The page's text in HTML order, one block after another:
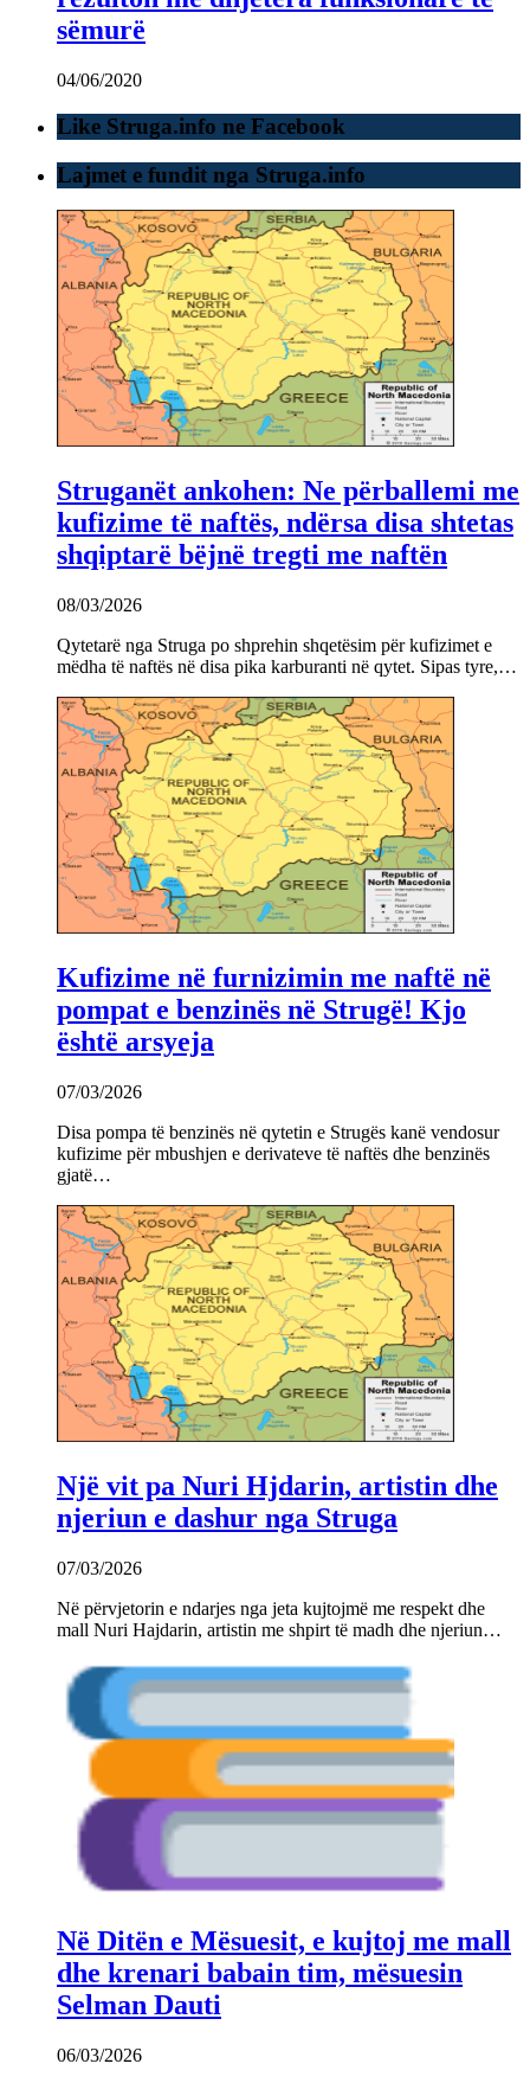
sëmurë
04/06/2020
Like Struga.info ne Facebook
Lajmet e fundit nga Struga.info
Struganët ankohen: Ne përballemi me
kufizime të naftës, ndërsa disa shtetas
shqiptarë bëjnë tregti me naftën
08/03/2026
Qytetarë nga Struga po shprehin shqetësim për kufizimet e
mëdha të naftës në disa pika karburanti në qytet. Sipas tyre,…
Kufizime në furnizimin me naftë në
pompat e benzinës në Strugë! Kjo
është arsyeja
07/03/2026
Disa pompa të benzinës në qytetin e Strugës kanë vendosur
kufizime për mbushjen e derivateve të naftës dhe benzinës
gjatë…
Një vit pa Nuri Hjdarin, artistin dhe
njeriun e dashur nga Struga
07/03/2026
Në përvjetorin e ndarjes nga jeta kujtojmë me respekt dhe
mall Nuri Hajdarin, artistin me shpirt të madh dhe njeriun…
Në Ditën e Mësuesit, e kujtoj me mall
dhe krenari babain tim, mësuesin
Selman Dauti
06/03/2026